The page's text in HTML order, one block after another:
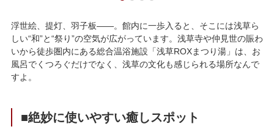
浮世絵、提灯、羽子板——。館内に一歩入ると、そこには浅草ら
しい“和”と“祭り”の空気が広がっています。浅草寺や仲見世の賑わ
いから徒歩圏内にある総合温浴施設「浅草ROXまつり湯」は、お
風呂でくつろぐだけでなく、浅草の文化も感じられる場所なんで
すよ。
■絶妙に使いやすい癒しスポット